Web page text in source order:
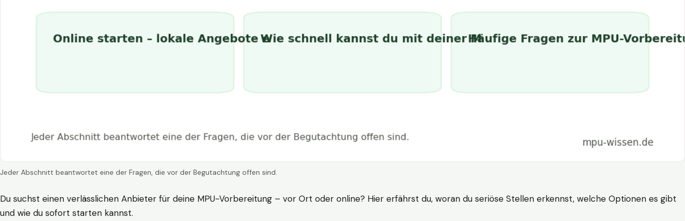
Jeder Abschnitt beantwortet eine der Fragen, die vor der Begutachtung offen sind.
Du suchst einen verlässlichen Anbieter für deine MPU-Vorbereitung – vor Ort oder online? Hier erfährst du, woran du seriöse Stellen erkennst, welche Optionen es gibt
und wie du sofort starten kannst.